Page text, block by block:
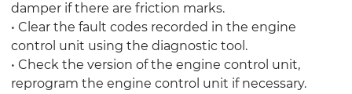
damper if there are friction marks.
• Clear the fault codes recorded in the engine
control unit using the diagnostic tool.
• Check the version of the engine control unit,
reprogram the engine control unit if necessary.